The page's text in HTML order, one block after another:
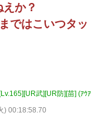
か？
ではこいつタッ
武][UR防][苗] (ｱｳｱ
) 00:18:58.70